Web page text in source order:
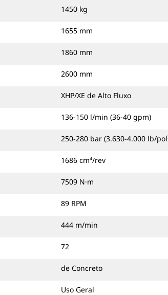
1450 kg
1655 mm
1860 mm
2600 mm
XHP/XE de Alto Fluxo
136-150 l/min (36-40 gpm)
250-280 bar (3.630-4.000 lb/
1686 cm³/rev
7509 N·m
89 RPM
444 m/min
72
de Concreto
Uso Geral